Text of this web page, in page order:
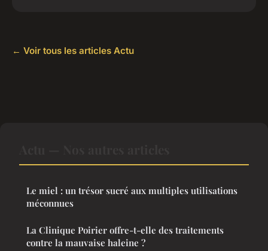
← Voir tous les articles Actu
Le miel : un trésor sucré aux multiples utilisations
méconnues
La Clinique Poirier offre-t-elle des traitements
contre la mauvaise haleine ?